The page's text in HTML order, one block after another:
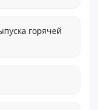
горячей